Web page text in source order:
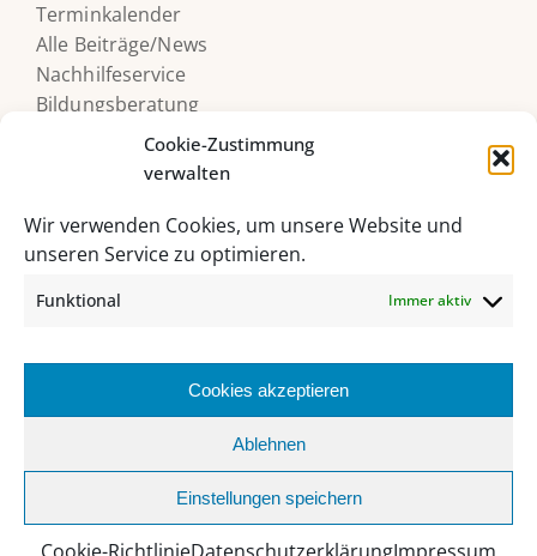
Cookie-Zustimmung
verwalten
Wir verwenden Cookies, um unsere Website und
unseren Service zu optimieren.
Funktional Immer aktiv
Cookies akzeptieren
Ablehnen
Einstellungen speichern
Terminkalender
Alle Beiträge/News
Nachhilfeservice
Bildungsberatung
Druckerguthaben
HAK/HAS Bad Ischl, Grazer Straße 27, 4820 Bad Ischl
06132 235 62 |sekretariat@hakhasbadischl.at
Facebook
Instagram
YouTube
Office
365
MS
Teams
Webuntis